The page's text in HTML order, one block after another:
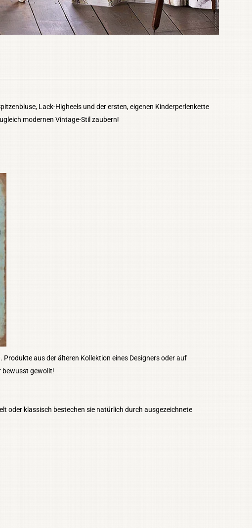
Lack-Higheels und der ersten, eigenen Kinderperlenkette
modernen Vintage-Stil zaubern!
aus der älteren Kollektion eines Designers oder auf
bewusst gewollt!
oder klassisch bestechen sie natürlich durch ausgezeichnete